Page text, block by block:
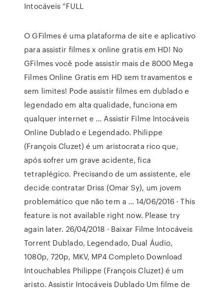
Intocáveis ”FULL
O GFilmes é uma plataforma de site e aplicativo
para assistir filmes x online gratis em HD! No
GFilmes você pode assistir mais de 8000 Mega
Filmes Online Gratis em HD sem travamentos e
sem limites! Pode assistir filmes em dublado e
legendado em alta qualidade, funciona em
qualquer internet e … Assistir Filme Intocáveis
Online Dublado e Legendado. Philippe
(François Cluzet) é um aristocrata rico que,
após sofrer um grave acidente, fica
tetraplégico. Precisando de um assistente, ele
decide contratar Driss (Omar Sy), um jovem
problemático que não tem a … 14/06/2016 · This
feature is not available right now. Please try
again later. 26/04/2018 · Baixar Filme Intocáveis
Torrent Dublado, Legendado, Dual Áudio,
1080p, 720p, MKV, MP4 Completo Download
Intouchables Philippe (François Cluzet) é um
aristo. Assistir Intocáveis Dublado Um filme de